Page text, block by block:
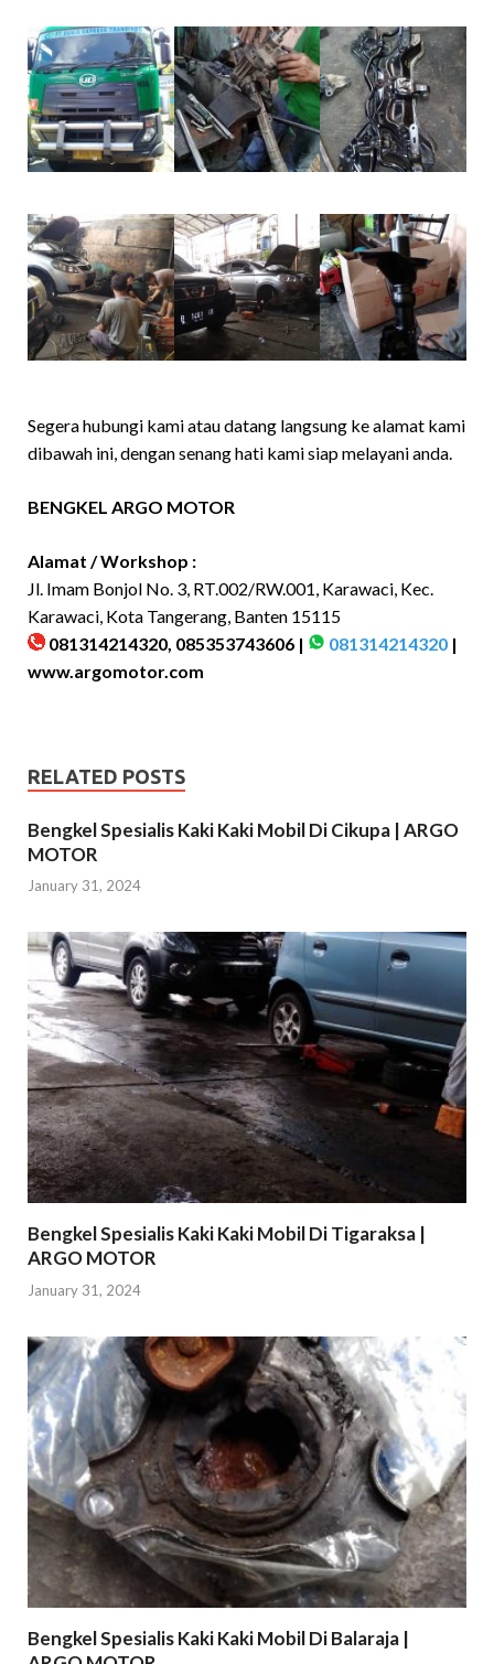
Segera hubungi kami atau datang langsung ke alamat kami
dibawah ini, dengan senang hati kami siap melayani anda.
BENGKEL ARGO MOTOR
Alamat / Workshop :
Jl. Imam Bonjol No. 3, RT.002/RW.001, Karawaci, Kec.
Karawaci, Kota Tangerang, Banten 15115
081314214320, 085353743606 |
081314214320 |
www.argomotor.com
RELATED POSTS
Bengkel Spesialis Kaki Kaki Mobil Di Cikupa | ARGO
MOTOR
January 31, 2024
Bengkel Spesialis Kaki Kaki Mobil Di Tigaraksa |
ARGO MOTOR
January 31, 2024
Bengkel Spesialis Kaki Kaki Mobil Di Balaraja |